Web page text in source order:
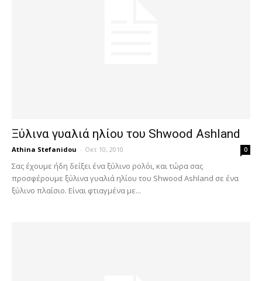
Ξύλινα γυαλιά ηλίου του Shwood Ashland
Athina Stefanidou - Οκτ 10, 2010 0
Σας έχουμε ήδη δείξει ένα ξύλινο ρολόι, και τώρα σας
προσφέρουμε ξύλινα γυαλιά ηλίου του Shwood Ashland σε ένα
ξύλινο πλαίσιο. Είναι φτιαγμένα με...